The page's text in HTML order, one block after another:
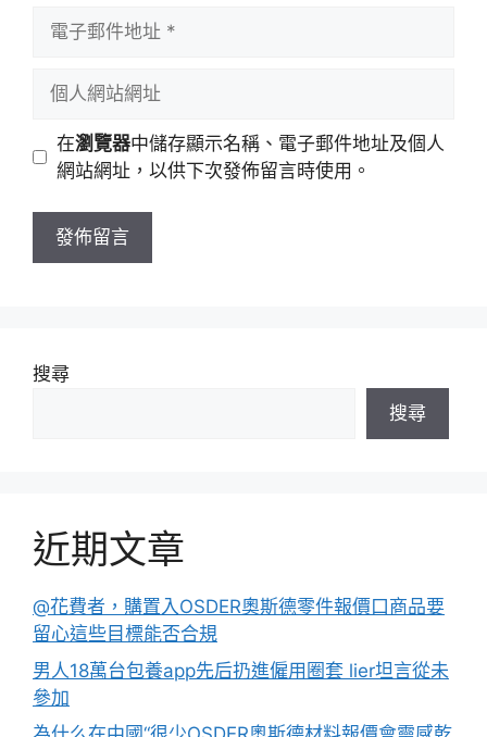
址
站
址
在瀏覽器中儲存顯示名稱、電子郵件地址及個人
網站網址，以供下次發佈留言時使用。
搜尋
搜尋
近期文章
@花費者，購置入OSDER奧斯德零件報價口商品要
留心這些目標能否合規
男人18萬台包養app先后扔進僱用圈套 lier坦言從未
參加